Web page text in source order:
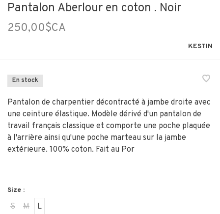
Pantalon Aberlour en coton . Noir
250,00$CA
KESTIN
En stock
Pantalon de charpentier décontracté à jambe droite avec
une ceinture élastique. Modèle dérivé d'un pantalon de
travail français classique et comporte une poche plaquée
à l'arrière ainsi qu'une poche marteau sur la jambe
extérieure. 100% coton. Fait au Por
Size :
S M L